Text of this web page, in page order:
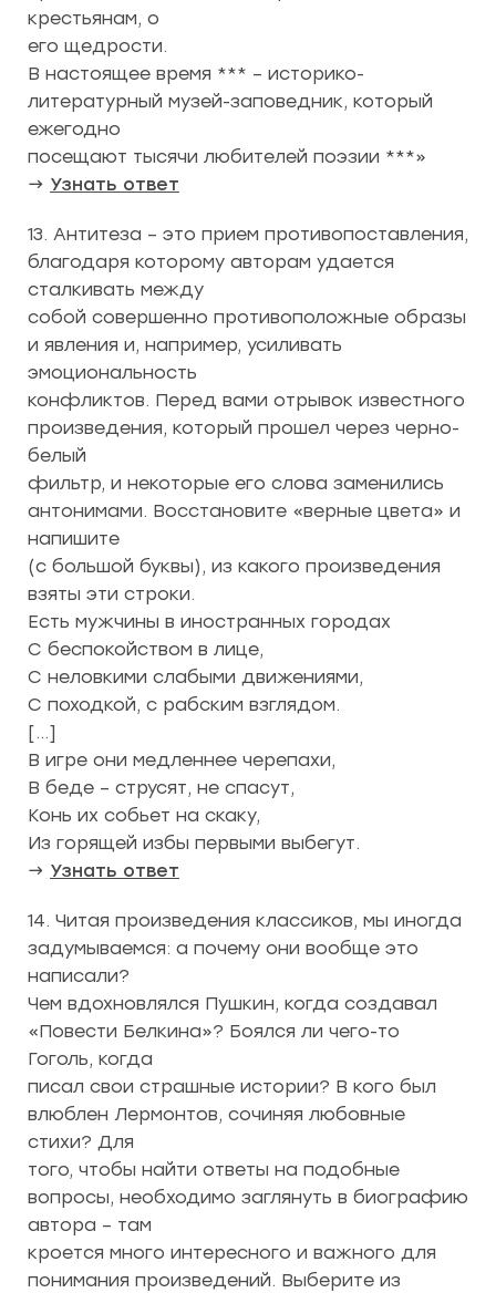
крестьянам, о
его щедрости.
В настоящее время *** – историко-
литературный музей-заповедник, который
ежегодно
посещают тысячи любителей поэзии ***»
→ Узнать ответ
13. Антитеза – это прием противопоставления,
благодаря которому авторам удается
сталкивать между
собой совершенно противоположные образы
и явления и, например, усиливать
эмоциональность
конфликтов. Перед вами отрывок известного
произведения, который прошел через черно-
белый
фильтр, и некоторые его слова заменились
антонимами. Восстановите «верные цвета» и
напишите
(с большой буквы), из какого произведения
взяты эти строки.
Есть мужчины в иностранных городах
С беспокойством в лице,
С неловкими слабыми движениями,
С походкой, с рабским взглядом.
[…]
В игре они медленнее черепахи,
В беде – струсят, не спасут,
Конь их собьет на скаку,
Из горящей избы первыми выбегут.
→ Узнать ответ
14. Читая произведения классиков, мы иногда
задумываемся: а почему они вообще это
написали?
Чем вдохновлялся Пушкин, когда создавал
«Повести Белкина»? Боялся ли чего-то
Гоголь, когда
писал свои страшные истории? В кого был
влюблен Лермонтов, сочиняя любовные
стихи? Для
того, чтобы найти ответы на подобные
вопросы, необходимо заглянуть в биографию
автора – там
кроется много интересного и важного для
понимания произведений. Выберите из